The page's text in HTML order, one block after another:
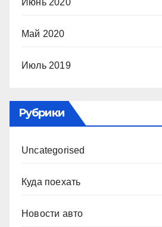
Июнь 2020
Май 2020
Июль 2019
Рубрики
Uncategorised
Куда поехать
Новости авто